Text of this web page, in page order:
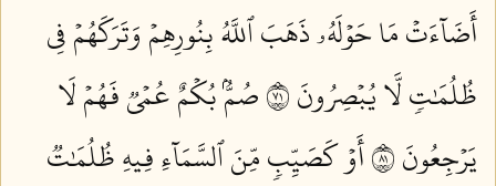
أَضَآءَتۡ مَا حَوۡلَهُۥ ذَهَبَ ٱللَّهُ بِنُورِهِمۡ وَتَرَكَهُمۡ فِي
ظُلُمَٰتٖ لَّا يُبۡصِرُونَ ١٧
صُمُّۢ بُكۡمٌ عُمۡيٞ فَهُمۡ لَا
يَرۡجِعُونَ ١٨
أَوۡ كَصَيِّبٖ مِّنَ ٱلسَّمَآءِ فِيهِ ظُلُمَٰتٞ